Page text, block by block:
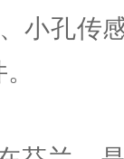
小孔传